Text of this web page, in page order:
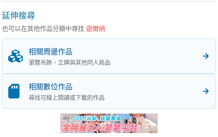
延伸搜尋
也可以在其他作品分類中尋找迦爾納
相關周邊作品
瀏覽吊飾、立牌與其他同人商品
相關數位作品
尋找可線上閱讀或下載的作品